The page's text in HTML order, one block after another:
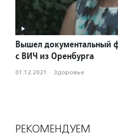
Вышел документальный
с ВИЧ из Оренбурга
01.12.2021 · Здоровье
РЕКОМЕНДУЕМ